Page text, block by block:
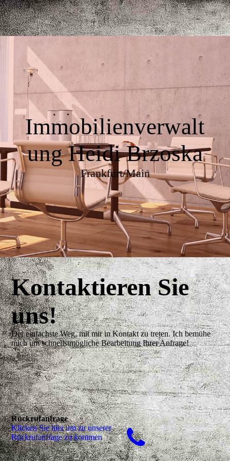
Immobilienverwalt
ung Heidi Brzoska
Frankfurt/Main
Kontaktieren Sie
uns!
Der einfachste Weg, mit mir in Kontakt zu treten. Ich bemühe
mich um schnellstmögliche Bearbeitung Ihrer Anfrage!
Rückrufanfrage
Klicken Sie hier um zu unserer
Rückrufanfrage zu kommen